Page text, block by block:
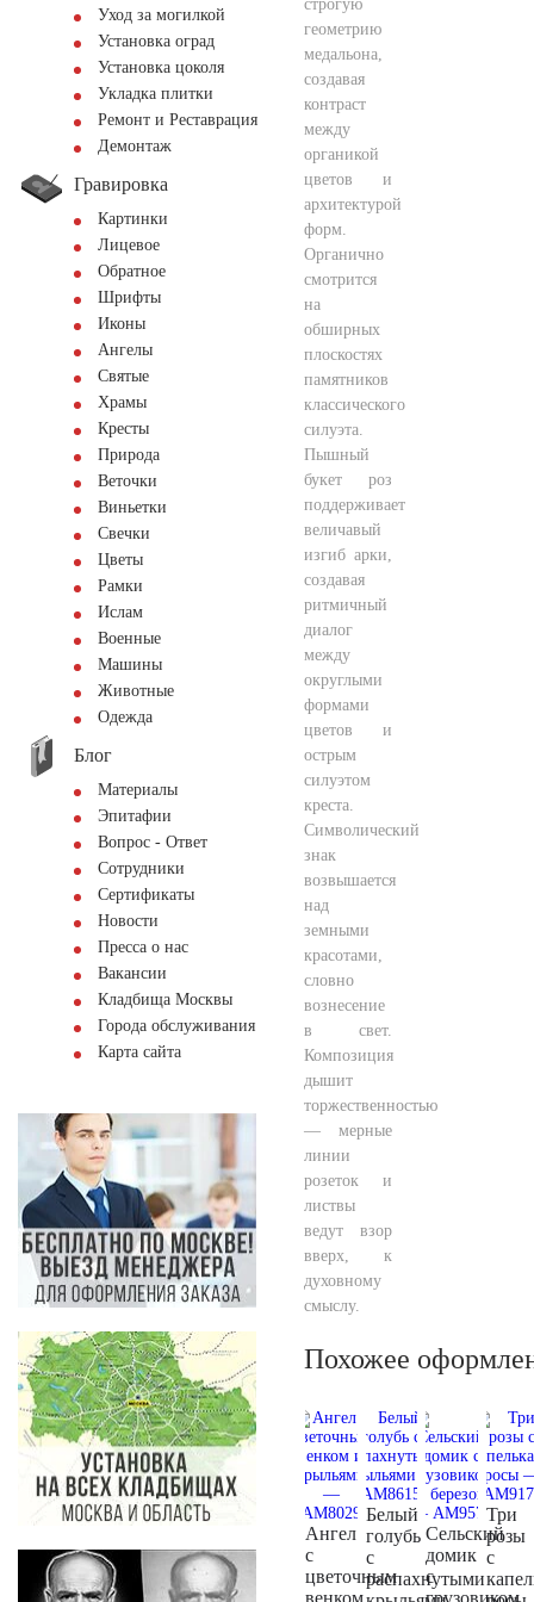
Уход за могилкой
Установка оград
Установка цоколя
Укладка плитки
Ремонт и Реставрация
Демонтаж
Гравировка
Картинки
Лицевое
Обратное
Шрифты
Иконы
Ангелы
Святые
Храмы
Кресты
Природа
Веточки
Виньетки
Свечки
Цветы
Рамки
Ислам
Военные
Машины
Животные
Одежда
Блог
Материалы
Эпитафии
Вопрос - Ответ
Сотрудники
Сертификаты
Новости
Пресса о нас
Вакансии
Кладбища Москвы
Города обслуживания
Карта сайта
строгую
геометрию
медальона,
создавая
контраст
между
органикой
цветов и
архитектурой
форм.
Органично
смотрится
на
обширных
плоскостях
памятников
классического
силуэта.
Пышный
букет роз
поддерживает
величавый
изгиб арки,
создавая
ритмичный
диалог
между
округлыми
формами
цветов и
острым
силуэтом
креста.
Символический
знак
возвышается
над
земными
красотами,
словно
вознесение
в свет.
Композиция
дышит
торжественностью
— мерные
линии
розеток и
листвы
ведут взор
вверх, к
духовному
смыслу.
Похожее
Ангел
с
цветочным
венком
Белый
голубь
с
распахнутыми
Сельский
домик
с
грузовиком
Три
розы
с